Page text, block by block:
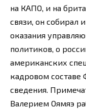
на КАПО, и на
связи, он собирал
оказания
политиков, о
американских
кадровом
сведения.
Валерием Оямяэ